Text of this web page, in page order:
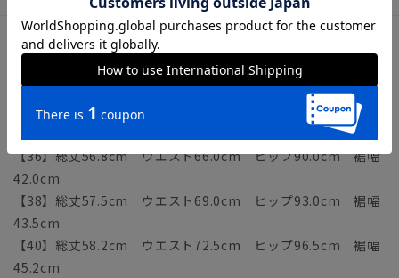
サイズ詳細
モデル：167cm B79cm W58cm H87cm
着用サイズ：38
【36】総丈56.8cm ウエスト66.0cm ヒップ90.0cm 裾幅
42.0cm
【38】総丈57.5cm ウエスト69.0cm ヒップ93.0cm 裾幅
43.5cm
【40】総丈58.2cm ウエスト72.5cm ヒップ96.5cm 裾幅
45.2cm